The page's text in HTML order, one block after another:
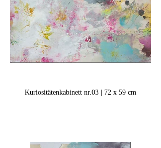
Kuriositätenkabinett nr.03 | 72 x 59 cm